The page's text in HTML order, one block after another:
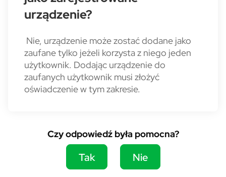
urządzenie?
Nie, urządzenie może zostać dodane jako
zaufane tylko jeżeli korzysta z niego jeden
użytkownik. Dodając urządzenie do
zaufanych użytkownik musi złożyć
oświadczenie w tym zakresie.
Czy odpowiedź była pomocna?
Tak Nie